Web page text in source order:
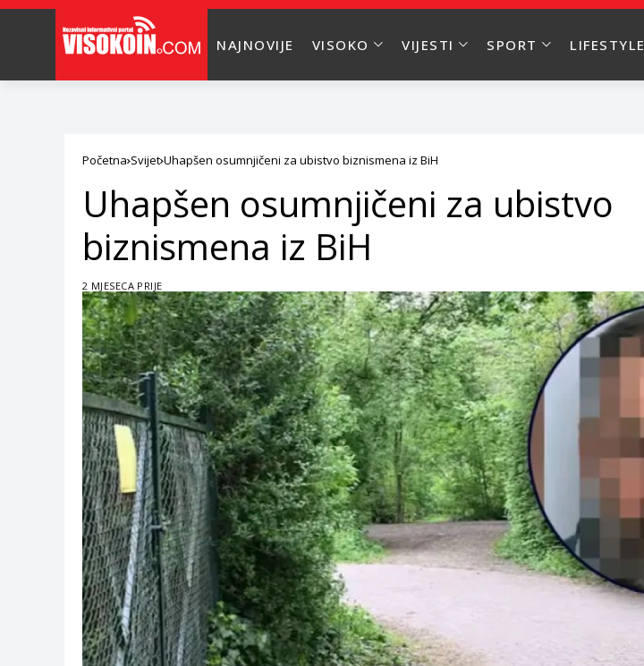
NAJNOVIJE VISOKO VIJESTI SPORT LIFESTYLE
Početna Svijet Uhapšen osumnjičeni za ubistvo biznismena iz BiH
Uhapšen osumnjičeni za ubistvo
biznismena iz BiH
2 MJESECA PRIJE